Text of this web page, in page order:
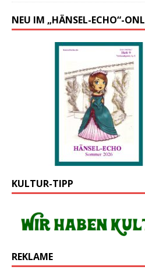
NEU IM „HÄNSEL-ECHO“-
KULTUR-TIPP
REKLAME